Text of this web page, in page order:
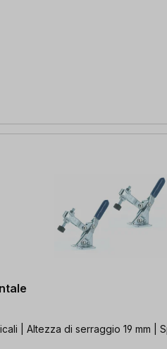
| Altezza di serraggio 19 mm |